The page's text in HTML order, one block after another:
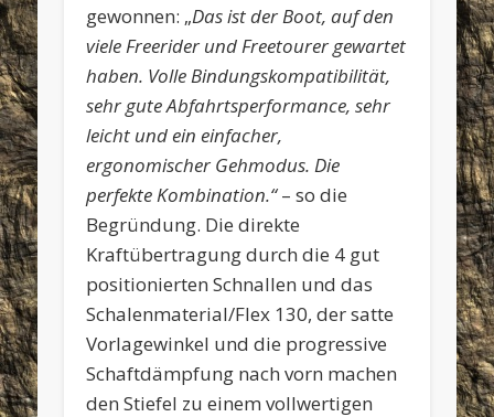
gewonnen: „Das ist der Boot, auf den
viele Freerider und Freetourer gewartet
haben. Volle Bindungskompatibilität,
sehr gute Abfahrtsperformance, sehr
leicht und ein einfacher,
ergonomischer Gehmodus. Die
perfekte Kombination.“– so die
Begründung. Die direkte
Kraftübertragung durch die 4 gut
positionierten Schnallen und das
Schalenmaterial/Flex 130, der satte
Vorlagewinkel und die progressive
Schaftdämpfung nach vorn machen
den Stiefel zu einem vollwertigen